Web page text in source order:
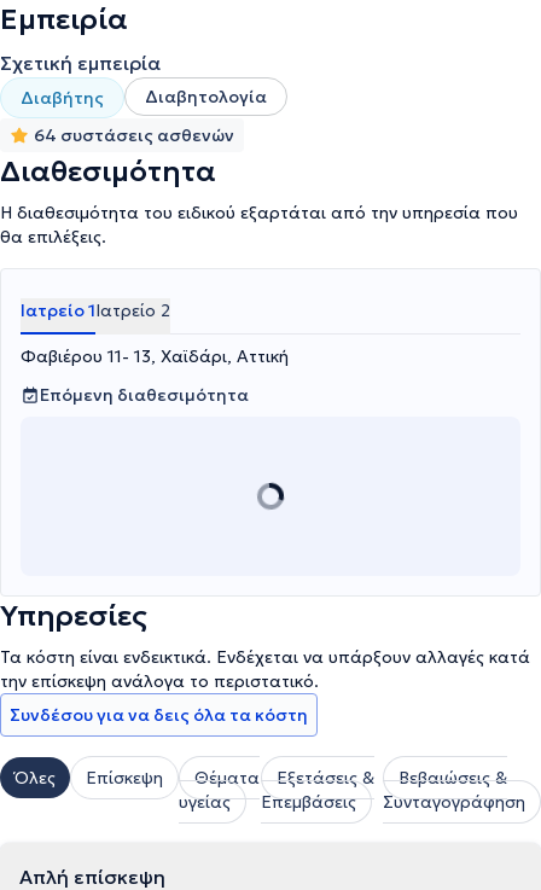
ΚΕ.Π.Α και στο Τμήμα Επειγόντων περιστατικών του Νοσοκομείου
"Υγεία". Στο ιατρείο της παρέχει πλήρη ενημέρωση και
εκπαίδευση στους ασθενείς πάνω σε θέματα που αφορούν τις
επιπλοκές του διαβήτη, τη διατροφή του διαβητικού, την
ινσουλινοθεραπεία, καθώς και την πρόληψη και αντιμετώπιση
υπογλυκαιμιών και αντιμετωπίζει πλήθος παθήσεων, όπως
μεταβολικό σύνδρομο, σακχαρώδη διαβήτη, τριγλυκερίδια,
υπέρταση και χοληστερίνη. Έχει δημοσιεύσεις σε διεθνή
επιστημονικά περιοδικά και συμμετέχει σε εκπαιδευτικές ομιλίες
σε τοπικές ομάδες και συλλόγους, καθώς και σε συνέδρια
ενδιαφέροντος.
Εμπειρία
Σχετική εμπειρία
Διαβήτης
Διαβητολογία
64 συστάσεις ασθενών
Διαθεσιμότητα
Η διαθεσιμότητα του ειδικού εξαρτάται από την υπηρεσία που
θα επιλέξεις.
Ιατρείο 1Ιατρείο 2
Φαβιέρου 11- 13, Χαϊδάρι, Αττική
Επόμενη διαθεσιμότητα
Υπηρεσίες
Τα κόστη είναι ενδεικτικά. Ενδέχεται να υπάρξουν αλλαγές κατά
την επίσκεψη ανάλογα το περιστατικό.
Συνδέσου για να δεις όλα τα κόστη
Όλες Επίσκεψη
Θέματα
υγείας
Εξετάσεις &
Επεμβάσεις
Βεβαιώσεις &
Συνταγογράφηση
Απλή επίσκεψη